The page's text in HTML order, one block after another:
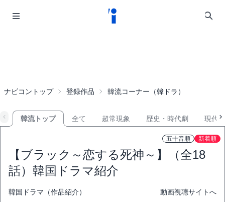
ナビコントップ 登録作品 韓流コーナー（韓ドラ）
韓流トップ 全て 超常現象 歴史・時代劇 現代
五十音順 新着順
【ブラック～恋する死神～】（全18
話）韓国ドラマ紹介
韓国ドラマ（作品紹介） 動画視聴サイトへ